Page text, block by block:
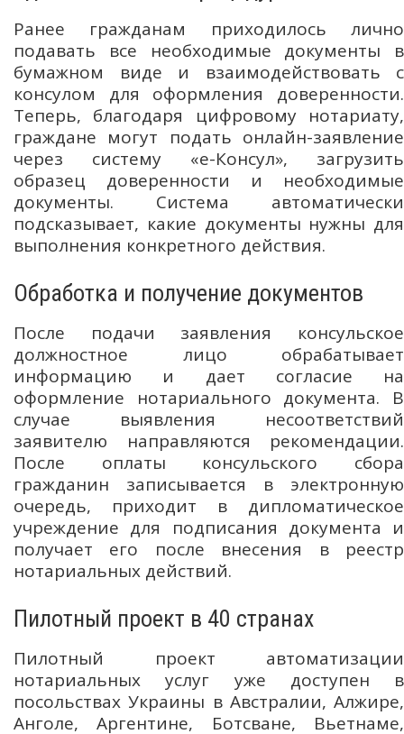
Ранее гражданам приходилось лично
подавать все необходимые документы в
бумажном виде и взаимодействовать с
консулом для оформления доверенности.
Теперь, благодаря цифровому нотариату,
граждане могут подать онлайн-заявление
через систему «е-Консул», загрузить
образец доверенности и необходимые
документы. Система автоматически
подсказывает, какие документы нужны для
выполнения конкретного действия.
Обработка и получение документов
После подачи заявления консульское
должностное лицо обрабатывает
информацию и дает согласие на
оформление нотариального документа. В
случае выявления несоответствий
заявителю направляются рекомендации.
После оплаты консульского сбора
гражданин записывается в электронную
очередь, приходит в дипломатическое
учреждение для подписания документа и
получает его после внесения в реестр
нотариальных действий.
Пилотный проект в 40 странах
Пилотный проект автоматизации
нотариальных услуг уже доступен в
посольствах Украины в Австралии, Алжире,
Анголе, Аргентине, Ботсване, Вьетнаме,